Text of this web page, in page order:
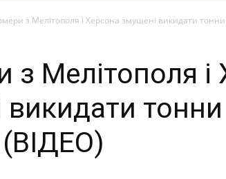
з Мелітополя і Херсона змушені викидати тонни
з Мелітополя і
тонни